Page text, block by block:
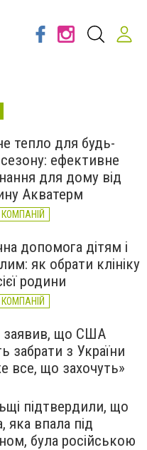
тепло для будь-
ефективне
для дому від
Акватерм
допомога дітям і
як обрати клініку
родини
заявив, що США
забрати з України
все, що захочуть»
підтвердили, що
яка впала під
була російською